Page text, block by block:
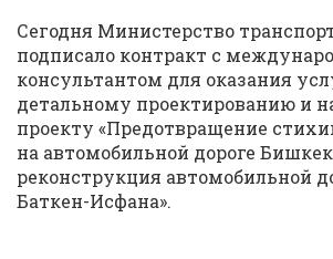
Сегодня Министерство
подписало контракт с
консультантом для оказания
детальному проектированию и
проекту «Предотвращение
на автомобильной дороге
реконструкция автомобильной
Баткен-Исфана».